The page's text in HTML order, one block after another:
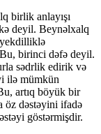
birlik anlayışı
deyil. Beynəlxalq
birinci dəfə deyil.
sədrlik edirik və
ilə mümkün
artıq böyük bir
öz dəstəyini ifadə
göstərmişdir.